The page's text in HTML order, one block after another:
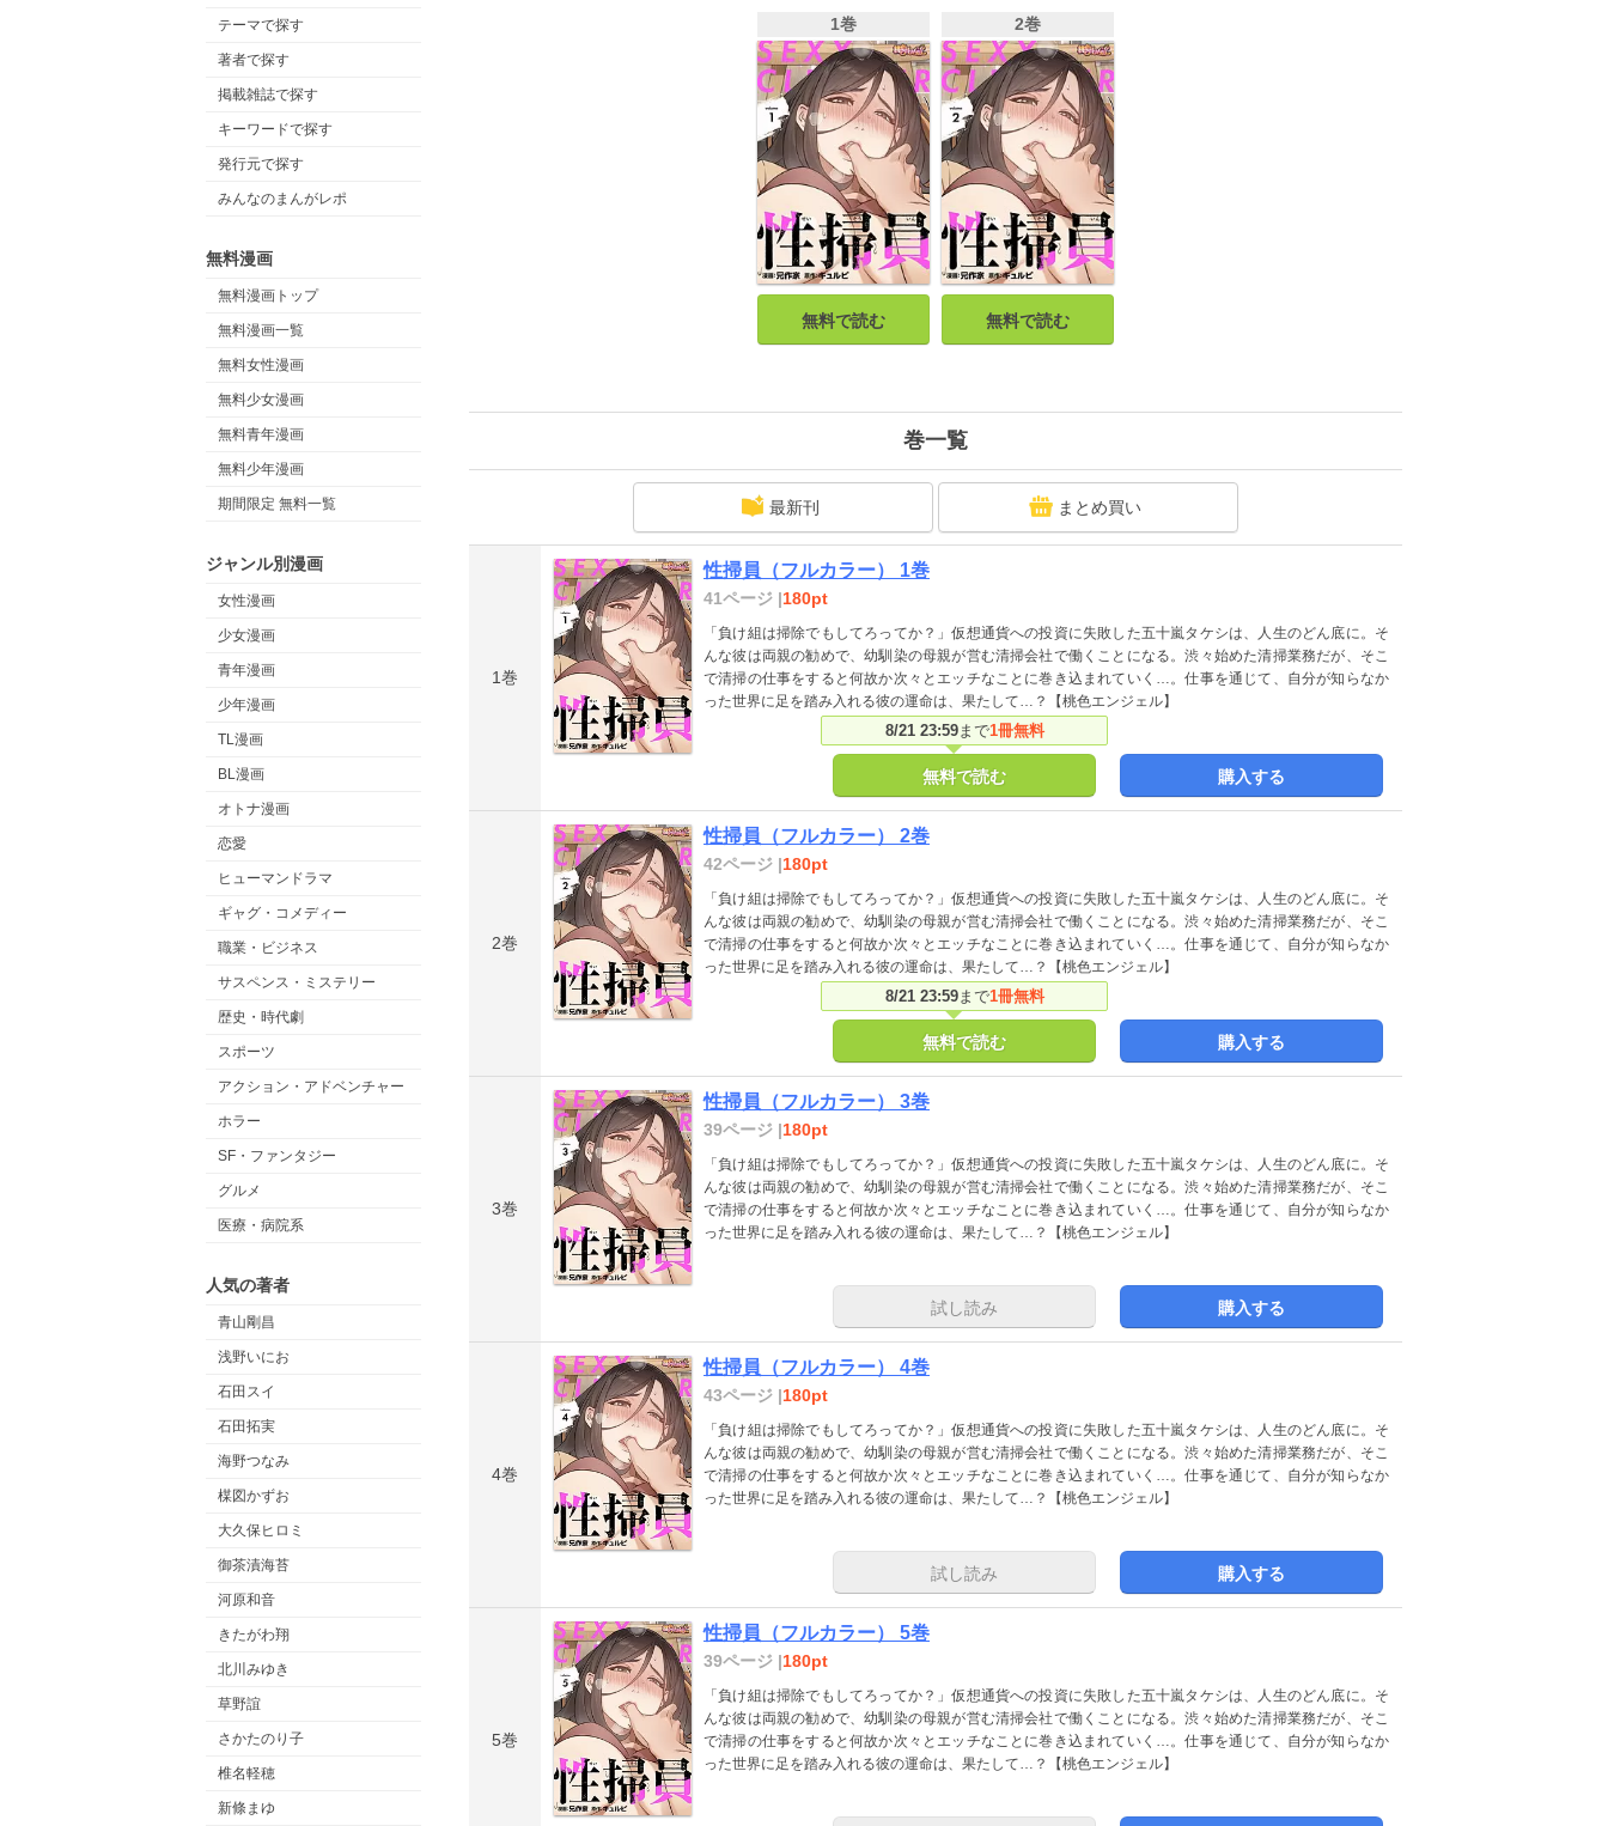
テーマで探す
著者で探す
掲載雑誌で探す
キーワードで探す
発行元で探す
みんなのまんがレポ
無料漫画
無料漫画トップ
無料漫画一覧
無料女性漫画
無料少女漫画
無料青年漫画
無料少年漫画
期間限定 無料一覧
ジャンル別漫画
女性漫画
少女漫画
青年漫画
少年漫画
TL漫画
BL漫画
オトナ漫画
恋愛
ヒューマンドラマ
ギャグ・コメディー
職業・ビジネス
サスペンス・ミステリー
歴史・時代劇
スポーツ
アクション・アドベンチャー
ホラー
SF・ファンタジー
グルメ
医療・病院系
人気の著者
青山剛昌
浅野いにお
石田スイ
石田拓実
海野つなみ
楳図かずお
大久保ヒロミ
御茶漬海苔
河原和音
きたがわ翔
北川みゆき
草野誼
さかたのり子
椎名軽穂
新條まゆ
1巻
無料で読む
2巻
無料で読む
巻一覧
最新刊 まとめ買い
1巻
性掃員（フルカラー） 1巻
41ページ |180pt
「負け組は掃除でもしてろってか？」仮想通貨への投資に失敗した五十嵐タケシは、人生のどん底に。そ
んな彼は両親の勧めで、幼馴染の母親が営む清掃会社で働くことになる。渋々始めた清掃業務だが、そこ
で清掃の仕事をすると何故か次々とエッチなことに巻き込まれていく…。仕事を通じて、自分が知らなか
った世界に足を踏み入れる彼の運命は、果たして…？【桃色エンジェル】
8/21 23:59まで1冊無料
無料で読む 購入する
2巻
性掃員（フルカラー） 2巻
42ページ |180pt
「負け組は掃除でもしてろってか？」仮想通貨への投資に失敗した五十嵐タケシは、人生のどん底に。そ
んな彼は両親の勧めで、幼馴染の母親が営む清掃会社で働くことになる。渋々始めた清掃業務だが、そこ
で清掃の仕事をすると何故か次々とエッチなことに巻き込まれていく…。仕事を通じて、自分が知らなか
った世界に足を踏み入れる彼の運命は、果たして…？【桃色エンジェル】
8/21 23:59まで1冊無料
無料で読む 購入する
3巻
性掃員（フルカラー） 3巻
39ページ |180pt
「負け組は掃除でもしてろってか？」仮想通貨への投資に失敗した五十嵐タケシは、人生のどん底に。そ
んな彼は両親の勧めで、幼馴染の母親が営む清掃会社で働くことになる。渋々始めた清掃業務だが、そこ
で清掃の仕事をすると何故か次々とエッチなことに巻き込まれていく…。仕事を通じて、自分が知らなか
った世界に足を踏み入れる彼の運命は、果たして…？【桃色エンジェル】
試し読み 購入する
4巻
性掃員（フルカラー） 4巻
43ページ |180pt
「負け組は掃除でもしてろってか？」仮想通貨への投資に失敗した五十嵐タケシは、人生のどん底に。そ
んな彼は両親の勧めで、幼馴染の母親が営む清掃会社で働くことになる。渋々始めた清掃業務だが、そこ
で清掃の仕事をすると何故か次々とエッチなことに巻き込まれていく…。仕事を通じて、自分が知らなか
った世界に足を踏み入れる彼の運命は、果たして…？【桃色エンジェル】
試し読み 購入する
5巻
性掃員（フルカラー） 5巻
39ページ |180pt
「負け組は掃除でもしてろってか？」仮想通貨への投資に失敗した五十嵐タケシは、人生のどん底に。そ
んな彼は両親の勧めで、幼馴染の母親が営む清掃会社で働くことになる。渋々始めた清掃業務だが、そこ
で清掃の仕事をすると何故か次々とエッチなことに巻き込まれていく…。仕事を通じて、自分が知らなか
った世界に足を踏み入れる彼の運命は、果たして…？【桃色エンジェル】